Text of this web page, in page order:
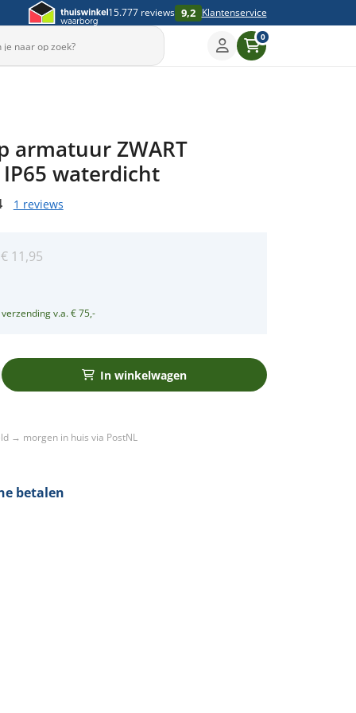
15.777 reviews 9,2 Klantenservice
0
armatuur ZWART
waterdicht
1 reviews
€ 11,95
v.a. € 75,-
In winkelwagen
→ morgen in huis via PostNL
betalen